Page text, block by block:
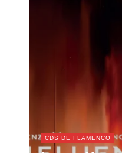
CDS DE FLAMENCO